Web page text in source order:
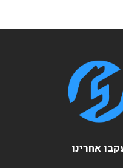
אחרינו